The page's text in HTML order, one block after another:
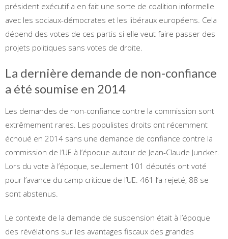
président exécutif a en fait une sorte de coalition informelle
avec les sociaux-démocrates et les libéraux européens. Cela
dépend des votes de ces partis si elle veut faire passer des
projets politiques sans votes de droite.
La dernière demande de non-confiance
a été soumise en 2014
Les demandes de non-confiance contre la commission sont
extrêmement rares. Les populistes droits ont récemment
échoué en 2014 sans une demande de confiance contre la
commission de l’UE à l’époque autour de Jean-Claude Juncker.
Lors du vote à l’époque, seulement 101 députés ont voté
pour l’avance du camp critique de l’UE. 461 l’a rejeté, 88 se
sont abstenus.
Le contexte de la demande de suspension était à l’époque
des révélations sur les avantages fiscaux des grandes